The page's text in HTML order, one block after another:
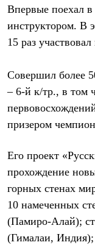
Среднее термобелье
Лёгкая одежда
Футболки
Брюки
Шорты
Женская одежда
Утепленная пухом
Куртки
Утепленная
Куртки
Брюки
Штормовая одежда
Куртки
Софтшелл одежда
Куртки
Брюки
Впервые поехал
инструктором. В
15 раз
Совершил более
– 6-й к/тр., в том
призером
Его проект
прохождение
горных стенах
10 намеченных
(Памиро-Алай);
(Гималаи, Индия);